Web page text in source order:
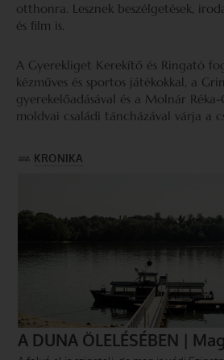
otthonra. Lesznek beszélgetések,
és film is.
A Gyerekliget Kerekítő és Ringató
kézműves és sportos játékokkal, a
gyerekelőadásával és a Molnár
moldvai családi táncházával várja a